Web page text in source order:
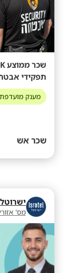
תפקידי
מענק מועדפת
שכר אש
ישרוטל
מס'